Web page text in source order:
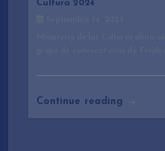
Cultura 2024
Continue reading